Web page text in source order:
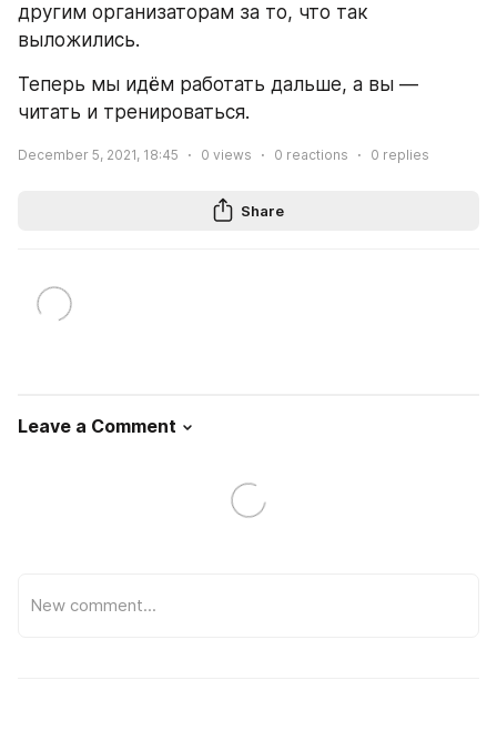
другим организаторам за то, что так
выложились.
Теперь мы идём работать дальше, а вы —
читать и тренироваться.
December 5, 2021, 18:45 0 views 0 reactions 0 replies
Share
Leave a Comment